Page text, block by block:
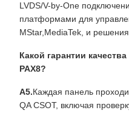
LVDS/V-by-One
платформами для
MStar,MediaTek, и
Какой гарантии
PAX8?
А5.Каждая панель
QA CSOT, включая